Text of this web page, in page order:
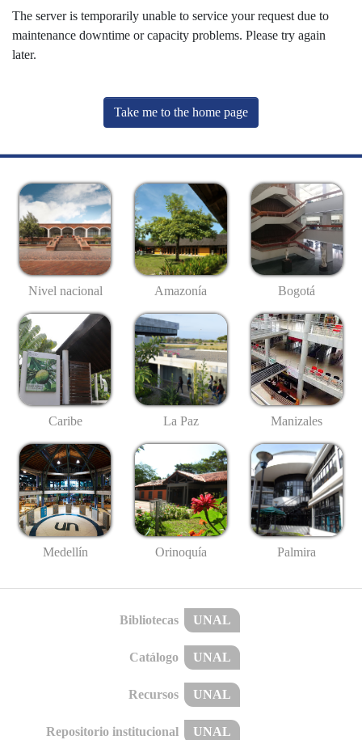
The server is temporarily unable to service your request due to
maintenance downtime or capacity problems. Please try again
later.
Take me to the home page
Nivel nacional Amazonía Bogotá
Caribe La Paz Manizales
Medellín Orinoquía Palmira
Bibliotecas UNAL
Catálogo UNAL
Recursos UNAL
Repositorio institucional UNAL